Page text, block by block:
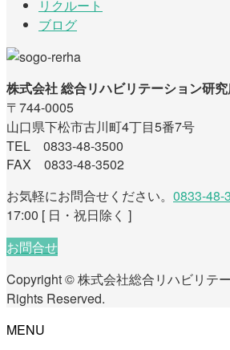
リクルート
ブログ
株式会社 総合リハビリテーション研
〒744-0005
山口県下松市古川町4丁目5番7号
TEL 0833-48-3500
FAX 0833-48-3502
お気軽にお問合せください。 0833-48-
17:00 [ 日・祝日除く ]
お問合せ
Copyright © 株式会社総合リハビリテ
Rights Reserved.
MENU